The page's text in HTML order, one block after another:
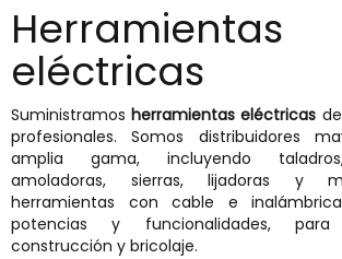
Herramientas
eléctricas
Suministramosherramientas eléctricas
profesionales. Somos distribuidores
amplia gama, incluyendo
amoladoras, sierras, lijadoras y
herramientas con cable e
potencias y funcionalidades,
construcción y bricolaje.